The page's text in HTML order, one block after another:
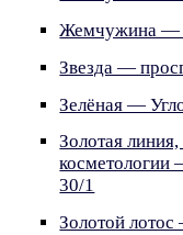
Жемчужина —
Звезда —
Зелёная —
Золотая
косметологии
30/1
Золотой